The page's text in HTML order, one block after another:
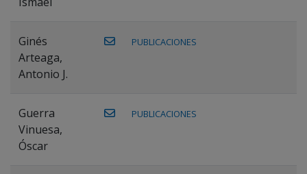
Ginés
Arteaga,
Antonio J.
PUBLICACIONES
Guerra
Vinuesa,
Óscar
PUBLICACIONES